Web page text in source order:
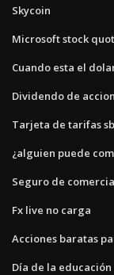
Skycoin
Microsoft stock
Cuando esta el
Dividendo de
Tarjeta de tarifas
¿alguien puede
Seguro de
Fx live no carga
Acciones baratas
Día de la